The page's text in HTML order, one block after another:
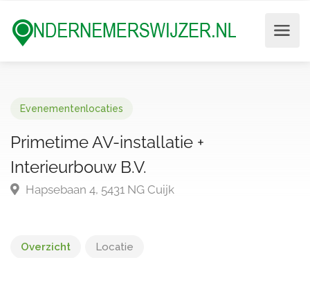
Evenementenlocaties
Primetime AV-installatie +
Interieurbouw B.V.
Hapsebaan 4, 5431 NG Cuijk
Overzicht Locatie